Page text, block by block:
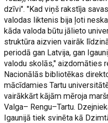
dzīvi". "Kad viņš rakstīja
valodas liktenis bija ļoti
kāda valoda būtu jālieto
struktūra aizvien vairāk
periodā gan Latvija, gan
valodu skolās," aizdomāties
Nacionālās bibliotēkas
mācīdamies Tartu
vairākkārt kājām mēroja
Valga– Rengu–Tartu.
Igaunijā tiek svinēta kā